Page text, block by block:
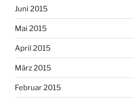
Juni 2015
Mai 2015
April 2015
März 2015
Februar 2015